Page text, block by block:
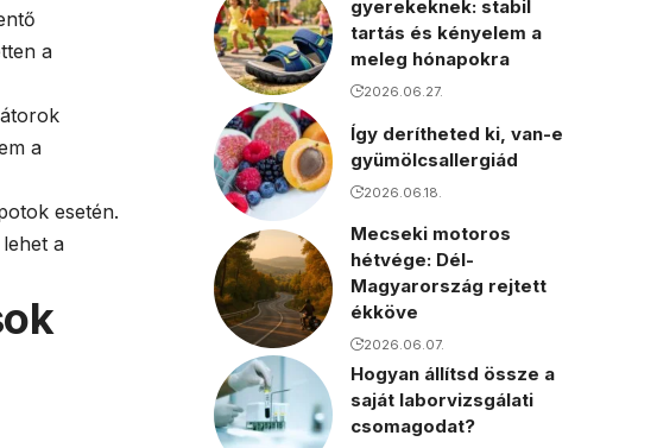
a
a
esetén.
a
gyerekeknek: stabil
tartás és kényelem a
meleg hónapokra
2026.06.27.
Így derítheted ki, van-e
gyümölcsallergiád
2026.06.18.
Mecseki motoros
hétvége: Dél-
Magyarország rejtett
ékköve
2026.06.07.
Hogyan állítsd össze a
saját laborvizsgálati
csomagodat?